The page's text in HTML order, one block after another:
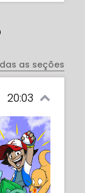
as seções
20:03